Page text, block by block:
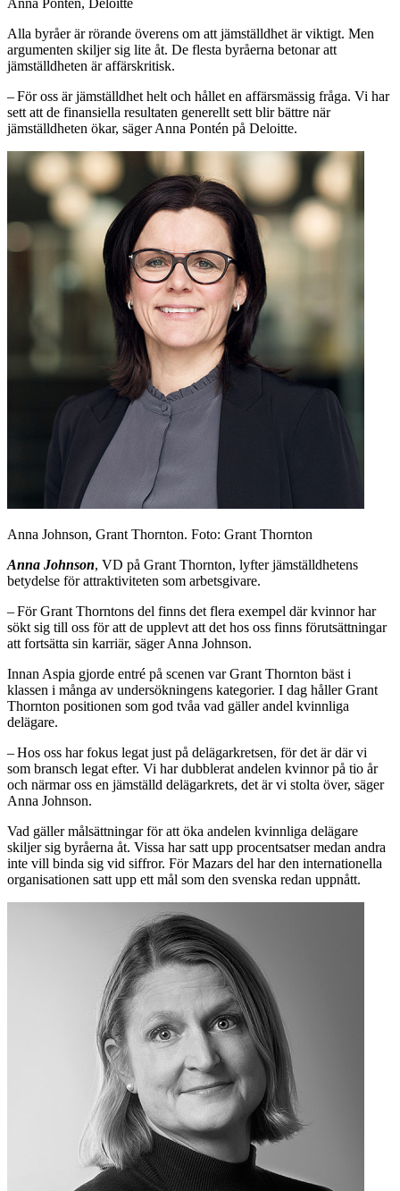
Alla byråer är rörande överens om att jämställdhet är viktigt. Men
argumenten skiljer sig lite åt. De flesta byråerna betonar att
jämställdheten är affärskritisk.
– För oss är jämställdhet helt och hållet en affärsmässig fråga. Vi har
sett att de finansiella resultaten generellt sett blir bättre när
jämställdheten ökar, säger Anna Pontén på Deloitte.
Anna Johnson, Grant Thornton. Foto: Grant Thornton
Anna Johnson, VD på Grant Thornton, lyfter jämställdhetens
betydelse för attraktiviteten som arbetsgivare.
– För Grant Thorntons del finns det flera exempel där kvinnor har
sökt sig till oss för att de upplevt att det hos oss finns förutsättningar
att fortsätta sin karriär, säger Anna Johnson.
Innan Aspia gjorde entré på scenen var Grant Thornton bäst i
klassen i många av undersökningens kategorier. I dag håller Grant
Thornton positionen som god tvåa vad gäller andel kvinnliga
delägare.
– Hos oss har fokus legat just på delägarkretsen, för det är där vi
som bransch legat efter. Vi har dubblerat andelen kvinnor på tio år
och närmar oss en jämställd delägarkrets, det är vi stolta över, säger
Anna Johnson.
Vad gäller målsättningar för att öka andelen kvinnliga delägare
skiljer sig byråerna åt. Vissa har satt upp procentsatser medan andra
inte vill binda sig vid siffror. För Mazars del har den internationella
organisationen satt upp ett mål som den svenska redan uppnått.